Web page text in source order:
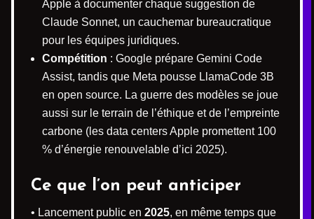
Apple à documenter chaque suggestion de
Claude Sonnet, un cauchemar bureaucratique
pour les équipes juridiques.
Compétition : Google prépare Gemini Code
Assist, tandis que Meta pousse LlamaCode 3B
en open source. La guerre des modèles se joue
aussi sur le terrain de l’éthique et de l’empreinte
carbone (les data centers Apple promettent 100
% d’énergie renouvelable d’ici 2025).
Ce que l’on peut anticiper
• Lancement public en 2025, en même temps que